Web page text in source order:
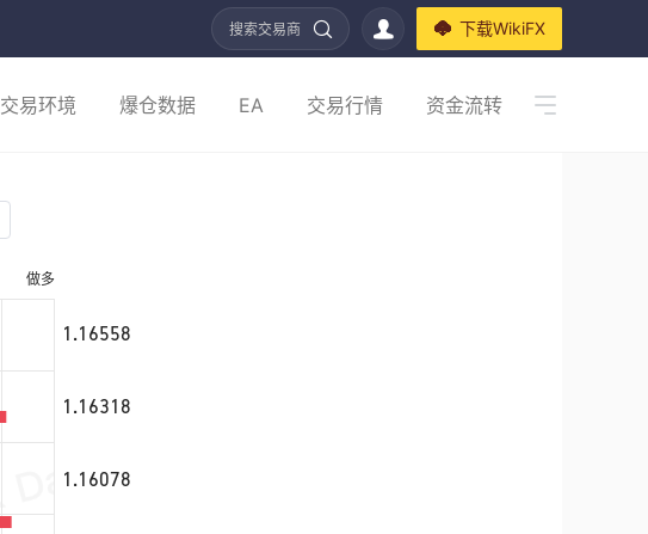
搜索交易商 下载WikiFX
交易环境 爆仓数据 EA 交易行情 资金流转
做多
1.16558
1.16318
1.16078